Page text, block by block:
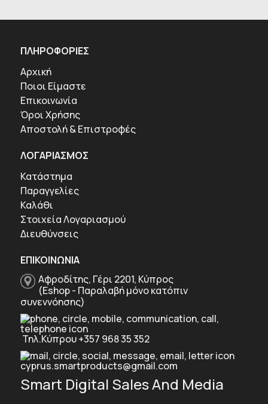
ΠΛΗΡΟΦΟΡΙΕΣ
Αρχική
Ποιοι Είμαστε
Επικοινωνία
Όροι Χρήσης
Αποστολή & Επιστροφές
ΛΟΓΑΡΙΑΣΜΟΣ
Κατάστημα
Παραγγελίες
Καλάθι
Στοιχεία Λογαριασμού
Διευθύνσεις
ΕΠΙΚΟΙΝΩΝΙΑ
Αφροδίτης, Γέρι 2201, Κύπρος
(Eshop - Παραλαβή μόνο κατόπιν
συνεννόησης)
Τηλ.Κύπρου +357 968 35 352
cyprus.smartproducts@gmail.com
Smart Digital Sales And Media